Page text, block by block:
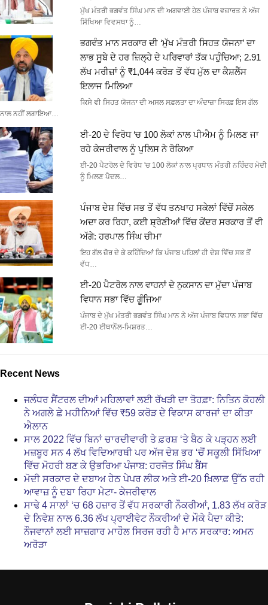
ਮੁੱਖ ਮੰਤਰੀ ਭਗਵੰਤ ਸਿੰਘ ਮਾਨ ਦੀ ਅਗਵਾਈ ਹੇਠ ਪੰਜਾਬ ਵਜ਼ਾਰਤ ਨੇ ਅੱਜ
ਸਿੱਖਿਆ ਵਿਵਸਥਾ ਨੂੰ…
ਭਗਵੰਤ ਮਾਨ ਸਰਕਾਰ ਦੀ ‘ਮੁੱਖ ਮੰਤਰੀ ਸਿਹਤ ਯੋਜਨਾ’ ਦਾ
ਲਾਭ ਸੂਬੇ ਦੇ ਹਰ ਜ਼ਿਲ੍ਹੇ ਦੇ ਪਰਿਵਾਰਾਂ ਤੱਕ ਪਹੁੰਚਿਆ; 2.91
ਲੱਖ ਮਰੀਜ਼ਾਂ ਨੂੰ ₹1,044 ਕਰੋੜ ਤੋਂ ਵੱਧ ਮੁੱਲ ਦਾ ਕੈਸ਼ਲੈੱਸ
ਇਲਾਜ ਮਿਲਿਆ
ਕਿਸੇ ਵੀ ਸਿਹਤ ਯੋਜਨਾ ਦੀ ਅਸਲ ਸਫ਼ਲਤਾ ਦਾ ਅੰਦਾਜ਼ਾ ਸਿਰਫ਼ ਇਸ ਗੱਲ
ਨਾਲ ਨਹੀਂ ਲਗਾਇਆ…
ਈ-20 ਦੇ ਵਿਰੋਧ ‘ਚ 100 ਲੋਕਾਂ ਨਾਲ ਪੀਐਮ ਨੂੰ ਮਿਲਣ ਜਾ
ਰਹੇ ਕੇਜਰੀਵਾਲ ਨੂੰ ਪੁਲਿਸ ਨੇ ਰੋਕਿਆ
ਈ-20 ਪੈਟਰੋਲ ਦੇ ਵਿਰੋਧ 'ਚ 100 ਲੋਕਾਂ ਨਾਲ ਪ੍ਰਧਾਨ ਮੰਤਰੀ ਨਰਿੰਦਰ ਮੋਦੀ
ਨੂੰ ਮਿਲਣ ਪੈਦਲ…
ਪੰਜਾਬ ਦੇਸ਼ ਵਿੱਚ ਸਭ ਤੋਂ ਵੱਧ ਤਨਖਾਹ ਸਕੇਲਾਂ ਵਿੱਚੋਂ ਸਕੇਲ
ਅਦਾ ਕਰ ਰਿਹਾ, ਕਈ ਸ਼੍ਰੇਣੀਆਂ ਵਿੱਚ ਕੇਂਦਰ ਸਰਕਾਰ ਤੋਂ ਵੀ
ਅੱਗੇ: ਹਰਪਾਲ ਸਿੰਘ ਚੀਮਾ
ਇਹ ਗੱਲ ਜ਼ੋਰ ਦੇ ਕੇ ਕਹਿੰਦਿਆਂ ਕਿ ਪੰਜਾਬ ਪਹਿਲਾਂ ਹੀ ਦੇਸ਼ ਵਿੱਚ ਸਭ ਤੋਂ
ਵੱਧ…
ਈ-20 ਪੈਟਰੋਲ ਨਾਲ ਵਾਹਨਾਂ ਦੇ ਨੁਕਸਾਨ ਦਾ ਮੁੱਦਾ ਪੰਜਾਬ
ਵਿਧਾਨ ਸਭਾ ਵਿੱਚ ਗੂੰਜਿਆ
ਪੰਜਾਬ ਦੇ ਮੁੱਖ ਮੰਤਰੀ ਭਗਵੰਤ ਸਿੰਘ ਮਾਨ ਨੇ ਅੱਜ ਪੰਜਾਬ ਵਿਧਾਨ ਸਭਾ ਵਿੱਚ
ਈ-20 ਈਥਾਨੌਲ-ਮਿਸ਼ਰਤ…
Recent News
ਜਲੰਧਰ ਸੈਂਟਰਲ ਦੀਆਂ ਮਹਿਲਾਵਾਂ ਲਈ ਰੱਖੜੀ ਦਾ ਤੋਹਫ਼ਾ: ਨਿਤਿਨ ਕੋਹਲੀ
ਨੇ ਅਗਲੇ ਛੇ ਮਹੀਨਿਆਂ ਵਿੱਚ ₹59 ਕਰੋੜ ਦੇ ਵਿਕਾਸ ਕਾਰਜਾਂ ਦਾ ਕੀਤਾ
ਐਲਾਨ
ਸਾਲ 2022 ਵਿੱਚ ਬਿਨਾਂ ਚਾਰਦੀਵਾਰੀ ਤੇ ਫ਼ਰਸ਼ ‘ਤੇ ਬੈਠ ਕੇ ਪੜ੍ਹਨ ਲਈ
ਮਜ਼ਬੂਰ ਸਨ 4 ਲੱਖ ਵਿਦਿਆਰਥੀ ਪਰ ਅੱਜ ਦੇਸ਼ ਭਰ ‘ਚੋਂ ਸਕੂਲੀ ਸਿੱਖਿਆ
ਵਿੱਚ ਮੋਹਰੀ ਬਣ ਕੇ ਉਭਰਿਆ ਪੰਜਾਬ: ਹਰਜੋਤ ਸਿੰਘ ਬੈਂਸ
ਮੋਦੀ ਸਰਕਾਰ ਦੇ ਦਬਾਅ ਹੇਠ ਪੇਪਰ ਲੀਕ ਅਤੇ ਈ-20 ਖ਼ਿਲਾਫ਼ ਉੱਠ ਰਹੀ
ਆਵਾਜ਼ ਨੂੰ ਦਬਾ ਰਿਹਾ ਮੇਟਾ- ਕੇਜਰੀਵਾਲ
ਸਾਢੇ 4 ਸਾਲਾਂ ‘ਚ 68 ਹਜ਼ਾਰ ਤੋਂ ਵੱਧ ਸਰਕਾਰੀ ਨੌਕਰੀਆਂ, 1.83 ਲੱਖ ਕਰੋੜ
ਦੇ ਨਿਵੇਸ਼ ਨਾਲ 6.36 ਲੱਖ ਪ੍ਰਾਈਵੇਟ ਨੌਕਰੀਆਂ ਦੇ ਮੌਕੇ ਪੈਦਾ ਕੀਤੇ:
ਨੌਜਵਾਨਾਂ ਲਈ ਸਾਜ਼ਗਾਰ ਮਾਹੌਲ ਸਿਰਜ ਰਹੀ ਹੈ ਮਾਨ ਸਰਕਾਰ: ਅਮਨ
ਅਰੋੜਾ